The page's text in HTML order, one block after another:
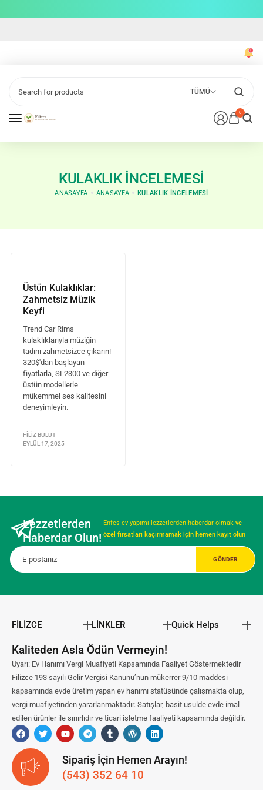
0
TÜMÜ
KULAKLIK INCELEMESI
ANASAYFA ANASAYFA KULAKLIK INCELEMESI
Üstün Kulaklıklar:
Zahmetsiz Müzik
Keyfi
Trend Car Rims
kulaklıklarıyla müziğin
tadını zahmetsizce çıkarın!
320$'dan başlayan
fiyatlarla, SL2300 ve diğer
üstün modellerle
mükemmel ses kalitesini
deneyimleyin.
FILIZ BULUT
EYLÜL 17, 2025
Lezzetlerden
Haberdar Olun!
Enfes ev yapımı lezzetlerden haberdar olmak ve
özel fırsatları kaçırmamak için hemen kayıt olun
FİLİZCE LİNKLER Quick Helps
Kaliteden Asla Ödün Vermeyin!
Uyarı: Ev Hanımı Vergi Muafiyeti Kapsamında Faaliyet Göstermektedir
Filizce 193 sayılı Gelir Vergisi Kanunu’nun mükerrer 9/10 maddesi
kapsamında evde üretim yapan ev hanımı statüsünde çalışmakta olup,
vergi muafiyetinden yararlanmaktadır. Satışlar, basit usulde evde imal
edilen ürünler ile sınırlıdır ve ticari işletme faaliyeti kapsamında değildir.
Sipariş İçin Hemen Arayın!
(543) 352 64 10